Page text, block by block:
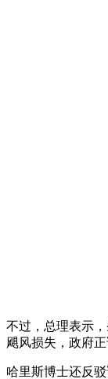
不过，总理表示
飓风损失，政府
哈里斯博士还反